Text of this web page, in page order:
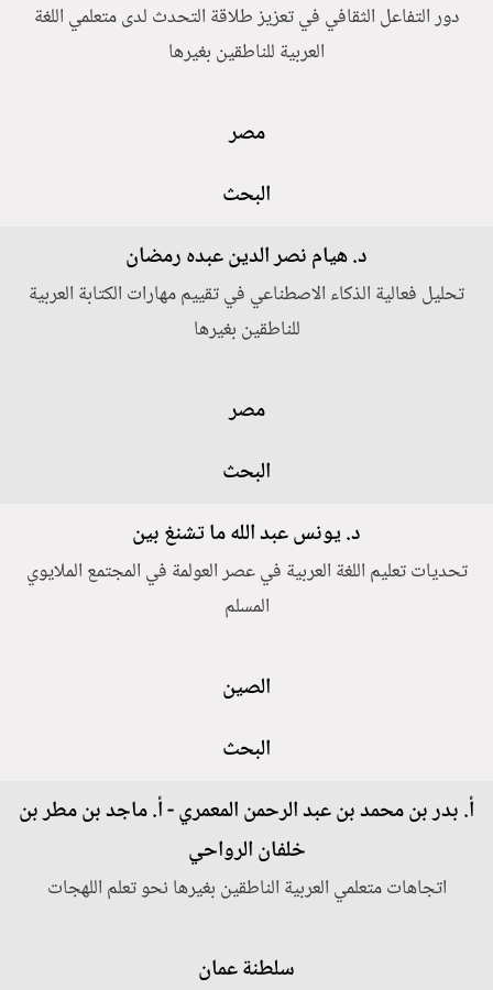
دور التفاعل الثقافي في تعزيز طلاقة التحدث لدى متعلمي اللغة
العربية للناطقين بغيرها
مصر
البحث
د. هيام نصر الدين عبده رمضان
تحليل فعالية الذكاء الاصطناعي في تقييم مهارات الكتابة العربية
للناطقين بغيرها
مصر
البحث
د. يونس عبد الله ما تشنغ بين
تحديات تعليم اللغة العربية في عصر العولمة في المجتمع الملايوي
المسلم
الصين
البحث
أ. بدر بن محمد بن عبد الرحمن المعمري - أ. ماجد بن مطر بن
خلفان الرواحي
اتجاهات متعلمي العربية الناطقين بغيرها نحو تعلم اللهجات
سلطنة عمان